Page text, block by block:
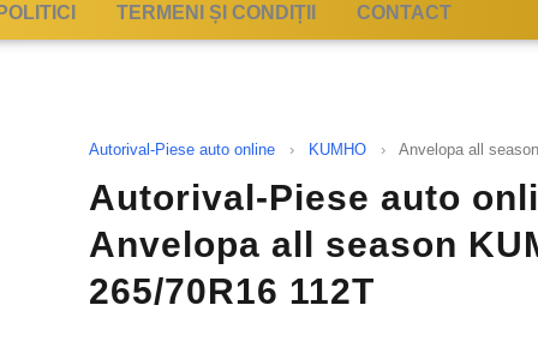
POLITICI TERMENI ȘI CONDIȚII CONTACT
Autorival-Piese auto online › KUMHO › Anvelopa all
Autorival-Piese auto
Anvelopa all season
265/70R16 112T